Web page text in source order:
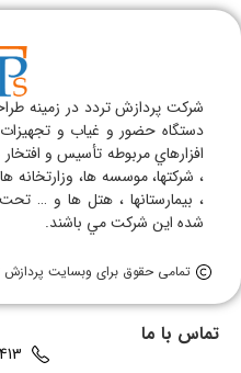
شركت پردازش تردد در زمينه
دستگاه حضور و غياب و
افزارهاي مربوطه تأسيس و افتخار
، شركتها، موسسه ها،
، بيمارستانها ، هتل ها و …
شده اين شركت مي باشند.
تمامی حقوق برای وبسایت پردازش
تماس با ما